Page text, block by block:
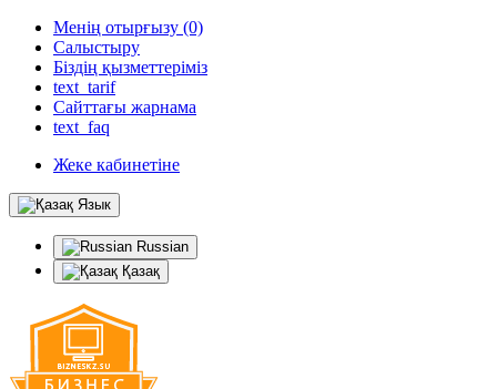
Менің отырғызу (0)
Салыстыру
Біздің қызметтеріміз
text_tarif
Сайттағы жарнама
text_faq
Жеке кабинетіне
Язык
Russian
Қазақ